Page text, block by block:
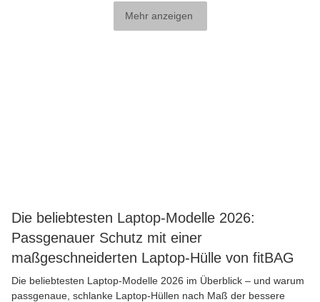
Mehr anzeigen
Die beliebtesten Laptop-Modelle 2026:
Passgenauer Schutz mit einer
maßgeschneiderten Laptop-Hülle von fitBAG
Die beliebtesten Laptop-Modelle 2026 im Überblick – und warum
passgenaue, schlanke Laptop-Hüllen nach Maß der bessere